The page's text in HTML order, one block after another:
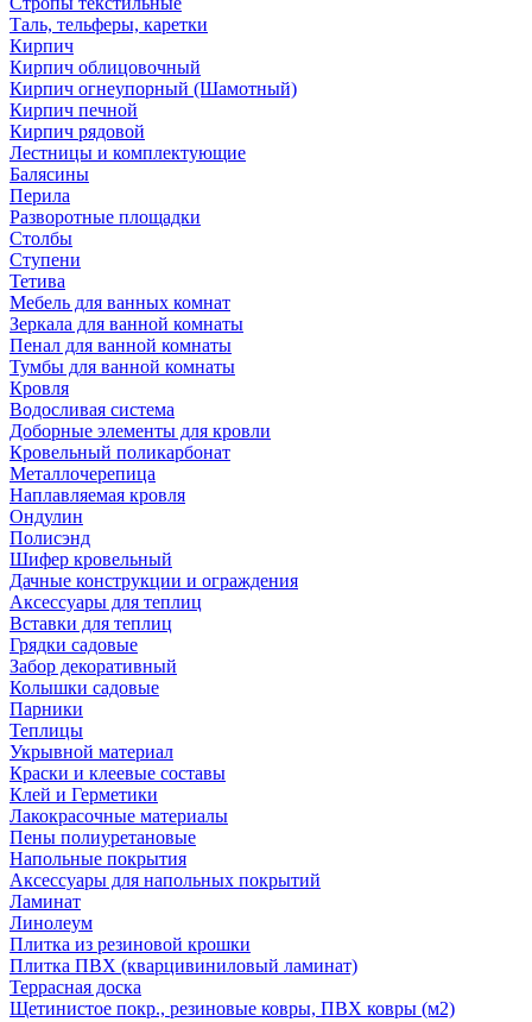
Таль, тельферы, каретки
Кирпич
Кирпич облицовочный
Кирпич огнеупорный (Шамотный)
Кирпич печной
Кирпич рядовой
Лестницы и комплектующие
Балясины
Перила
Разворотные площадки
Столбы
Ступени
Тетива
Мебель для ванных комнат
Зеркала для ванной комнаты
Пенал для ванной комнаты
Тумбы для ванной комнаты
Кровля
Водосливая система
Доборные элементы для кровли
Кровельный поликарбонат
Металлочерепица
Наплавляемая кровля
Ондулин
Полисэнд
Шифер кровельный
Дачные конструкции и ограждения
Аксессуары для теплиц
Вставки для теплиц
Грядки садовые
Забор декоративный
Колышки садовые
Парники
Теплицы
Укрывной материал
Краски и клеевые составы
Клей и Герметики
Лакокрасочные материалы
Пены полиуретановые
Напольные покрытия
Аксессуары для напольных покрытий
Ламинат
Линолеум
Плитка из резиновой крошки
Плитка ПВХ (кварцивиниловый ламинат)
Террасная доска
Щетинистое покр., резиновые ковры, ПВХ ковры (м2)